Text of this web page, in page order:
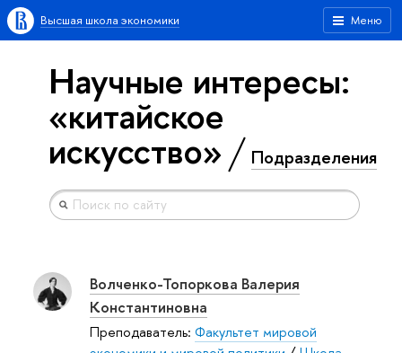
Меню
Высшая школа экономики
Научные интересы:
«китайское
искусство» Подразделения
Волченко-Топоркова Валерия
Константиновна
Преподаватель: Факультет мировой